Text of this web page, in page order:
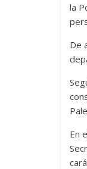
la
De
En